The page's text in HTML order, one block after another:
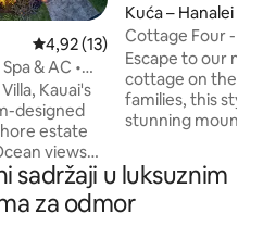
Prosječna ocjena: 4,92/5,
4,92 (13)
& AC •
Kauai's
estate
views
throughout.
tropical
and
Kuća – Hanalei
Cottage Four -
Stay
Escape to our
cottage on the
families, this
stunning
Experience a true
home designed
relaxation,
sadržaji u luksuznim
za odmor